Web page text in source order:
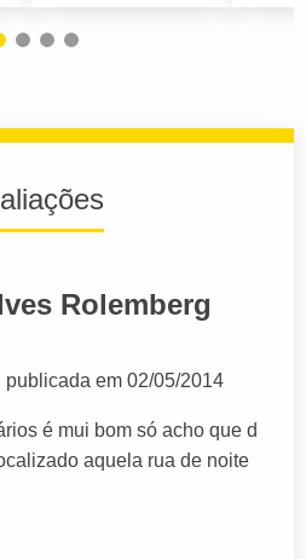
Rolemberg
publicada em 02/05/2014
é mui bom só acho que d
aquela rua de noite